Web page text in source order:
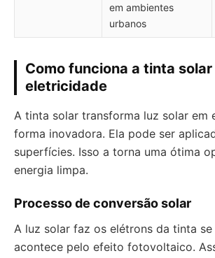
em ambientes
urbanos
Como funciona a tinta
eletricidade
A tinta solar transforma luz solar em
forma inovadora. Ela pode ser
superfícies. Isso a torna uma ótima
energia limpa.
Processo de conversão solar
A luz solar faz os elétrons da tinta se
acontece pelo efeito fotovoltaico.